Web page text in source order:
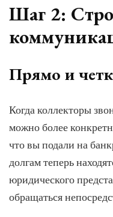
Шаг 2:
Прямо и
Когда коллекторы
можно более
что вы подали на
долгам теперь
юридического
обращаться